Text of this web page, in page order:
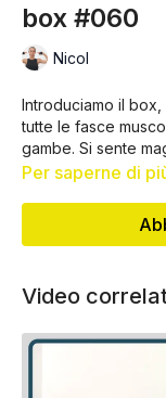
box #060
Nicol
Introduciamo il
tutte le fasce
gambe. Si sente
sforzo si
Per saperne di
Video